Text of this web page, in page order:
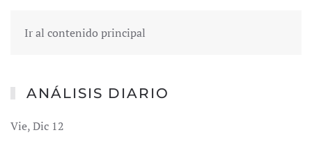
Ir al contenido principal
ANÁLISIS DIARIO
Vie, Dic 12